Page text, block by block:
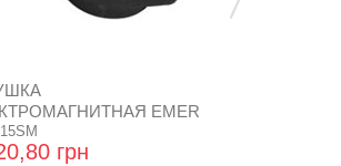
EMER
грн